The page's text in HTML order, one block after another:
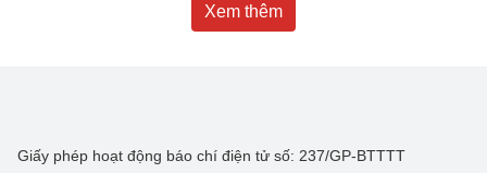
Xem thêm
Giấy phép hoạt động báo chí điện tử số: 237/GP-BTTTT